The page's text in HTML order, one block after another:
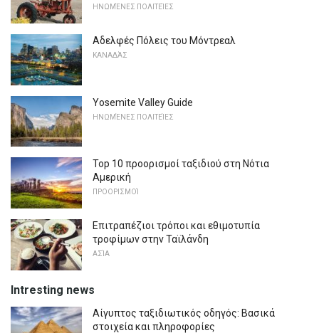
ΗΝΩΜΈΝΕΣ ΠΟΛΙΤΕΊΕΣ
Αδελφές Πόλεις του Μόντρεαλ
ΚΑΝΑΔΆΣ
Yosemite Valley Guide
ΗΝΩΜΈΝΕΣ ΠΟΛΙΤΕΊΕΣ
Top 10 προορισμοί ταξιδιού στη Νότια
Αμερική
ΠΡΟΟΡΙΣΜΟΊ
Επιτραπέζιοι τρόποι και εθιμοτυπία
τροφίμων στην Ταϊλάνδη
ΑΣΊΑ
Intresting news
Αίγυπτος ταξιδιωτικός οδηγός: Βασικά
στοιχεία και πληροφορίες